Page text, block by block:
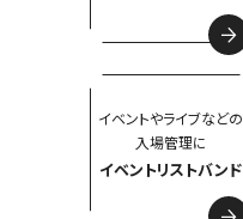
イベントやライブなどの
入場管理に
イベントリストバンド